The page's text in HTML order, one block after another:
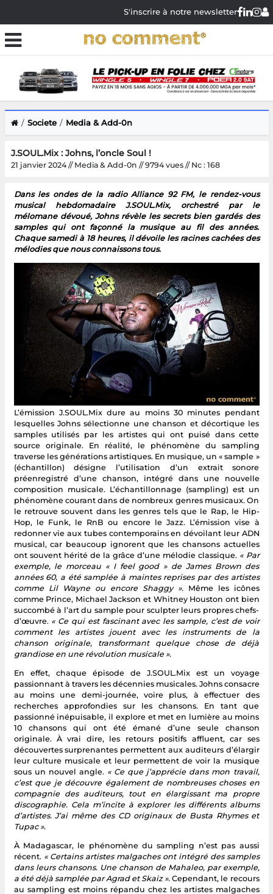
S'inscrire à notre newsletter
Societe Media & Add-0n
J.SOUL.Mix : Johns, l’oncle Soul !
21 janvier 2024 // Media & Add-0n // 9794 vues // Nc : 168
Dans les ondes de la radio Alliance 92 FM, le rendez-vous
musical hebdomadaire J.SOUL.Mix, orchestré par le
mélomane dévoué, Johns révèle les secrets bien gardés des
samples qui ont façonné la musique au fil des années.
Chaque samedi à 18 heures, il dévoile les racines cachées des
mélodies que nous connaissons tous.
L’émission J.SOUL.Mix dure au moins 30 minutes pendant
lesquelles Johns sélectionne une chanson et décortique les
samples utilisés par les artistes qui ont puisé dans cette
source originale. En réalité, le phénomène du sampling
traverse les générations artistiques. En musique, un « sample »
(échantillon) désigne l’utilisation d’un extrait sonore
préenregistré d’une chanson, intégré dans une nouvelle
composition musicale. L’échantillonnage (sampling) est un
phénomène courant dans de nombreux genres musicaux. On
le retrouve souvent dans les genres tels que le Rap, le Hip-
Hop, le Funk, le RnB ou encore le Jazz. L’émission vise à
redonner vie aux tubes contemporains en dévoilant leur ADN
musical, car beaucoup ignorent que les chansons actuelles
ont souvent hérité de la grâce d’une mélodie classique. « Par
exemple, le morceau « I feel good » de James Brown des
années 60, a été samplée à maintes reprises par des artistes
comme Lil Wayne ou encore Shaggy ».Même les icônes
comme Prince, Michael Jackson et Whitney Houston ont bien
succombé à l’art du sample pour sculpter leurs propres chefs-
d’œuvre. « Ce qui est fascinant avec les sample, c’est de voir
comment les artistes jouent avec les instruments de la
chanson originale, transformant quelque chose de déjà
grandiose en une révolution musicale ».
En effet, chaque épisode de J.SOUL.Mix est un voyage
passionnant à travers les décennies musicales. Johns consacre
au moins une demi-journée, voire plus, à effectuer des
recherches approfondies sur les chansons. En tant que
passionné inépuisable, il explore et met en lumière au moins
10 chansons qui ont été émané d’une seule chanson
originale. À vrai dire, les retours positifs affluent, car ses
découvertes surprenantes permettent aux auditeurs d’élargir
leur culture musicale et leur permettent de voir la musique
sous un nouvel angle. « Ce que j’apprécie dans mon travail,
c’est que je découvre également de nombreuses choses en
compagnie des auditeurs, tout en élargissant ma propre
discographie. Cela m’incite à explorer les différents albums
d’artistes. J’ai même des CD originaux de Busta Rhymes et
Tupac ».
À Madagascar, le phénomène du sampling n’est pas aussi
récent. « Certains artistes malgaches ont intégré des samples
dans leurs chansons. Une chanson de Mahaleo, par exemple,
a été déjà samplée par Agrad et Skaiz ».Cependant, le recours
au sampling est moins répandu chez les artistes malgaches